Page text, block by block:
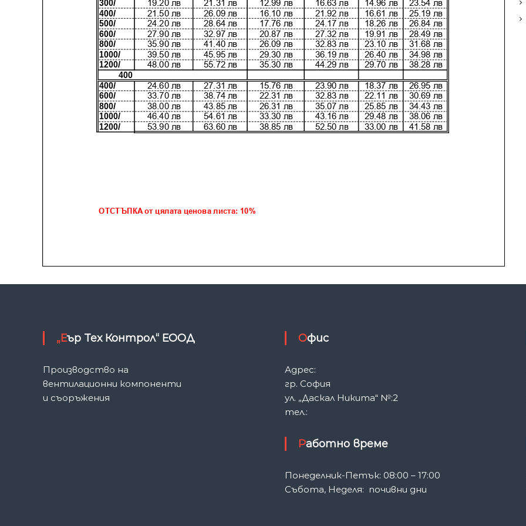
„Еър Тех Контрол“ ЕООД
Производство на
вентилационни компоненти
и съоръжения
Офис
Адрес:
гр. София
ул. „Даскал Никита“ №:2
тел.:
Работно време
Понеделник-Петък: 08:00 – 17:00
Събота, Неделя: почивни дни